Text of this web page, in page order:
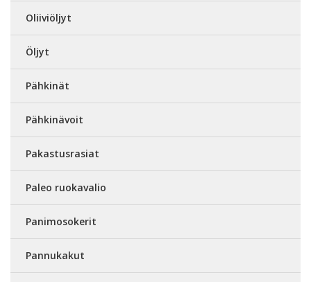
Oliiviöljyt
Öljyt
Pähkinät
Pähkinävoit
Pakastusrasiat
Paleo ruokavalio
Panimosokerit
Pannukakut